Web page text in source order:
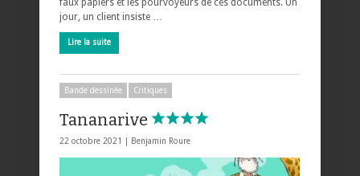
faux papiers et les pourvoyeurs de ces documents. Un
jour, un client insiste …
Lire la suite
Bande dessinée Critiques
Tananarive
22 octobre 2021 | Benjamin Roure